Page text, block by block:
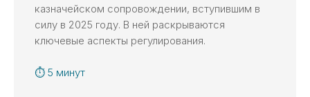
казначейском сопровождении, вступившим в
силу в 2025 году. В ней раскрываются
ключевые аспекты регулирования.
⏱ 5 минут
Получить консультацию ->
Согласуем перечень услуг
Сделаем бесплатный анализ контракта
на соответствие законодательству